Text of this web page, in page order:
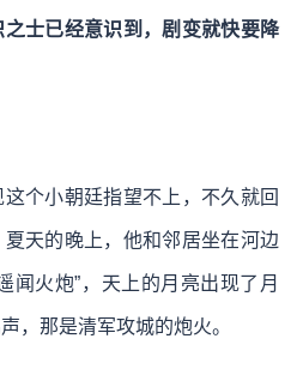
士已经意识到，剧变就快要降
个小朝廷指望不上，不久就回
天的晚上，他和邻居坐在河边
闻火炮”，天上的月亮出现了月
，那是清军攻城的炮火。